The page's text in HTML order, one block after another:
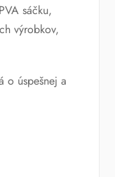
sáčku,
výrobkov,
o úspešnej a